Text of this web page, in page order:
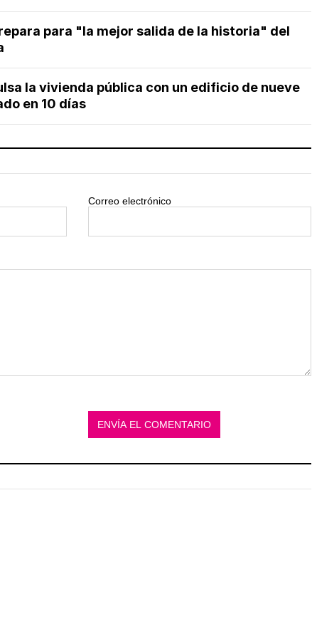
para "la mejor salida de la historia" del
la vivienda pública con un edificio de nueve
en 10 días
Correo electrónico